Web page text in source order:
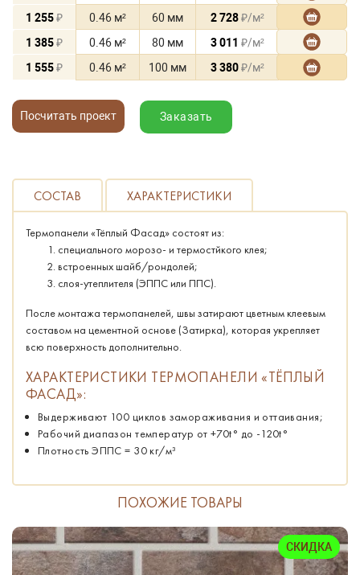
1 255₽ 0.46 м² 60 мм 2 728₽/м²
1 385₽ 0.46 м² 80 мм 3 011₽/м²
1 555₽ 0.46 м² 100 мм 3 380₽/м²
Посчитать проект Заказать
СОСТАВ ХАРАКТЕРИСТИКИ
Термопанели «Тёплый Фасад» состоят из:
специального морозо- и термостйкого клея;
встроенных шайб/рондолей;
слоя-утеплителя (ЭППС или ППС).
После монтажа термопанелей, швы затирают цветным клеевым
составом на цементной основе (Затирка), которая укрепляет
всю поверхность дополнительно.
ХАРАКТЕРИСТИКИ ТЕРМОПАНЕЛИ «ТЁПЛЫЙ
ФАСАД»:
Выдерживают 100 циклов замораживания и оттаивания;
Рабочий диапазон температур от +70t° до -120t°
Плотность ЭППС = 30 кг/м³
ПОХОЖИЕ ТОВАРЫ
СКИДКА